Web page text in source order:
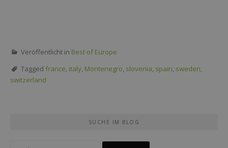
Veröffentlicht in Best of Europe
Tagged france italy Montenegro slovenia spain sweden
switzerland
SUCHE IM BLOG
Suche